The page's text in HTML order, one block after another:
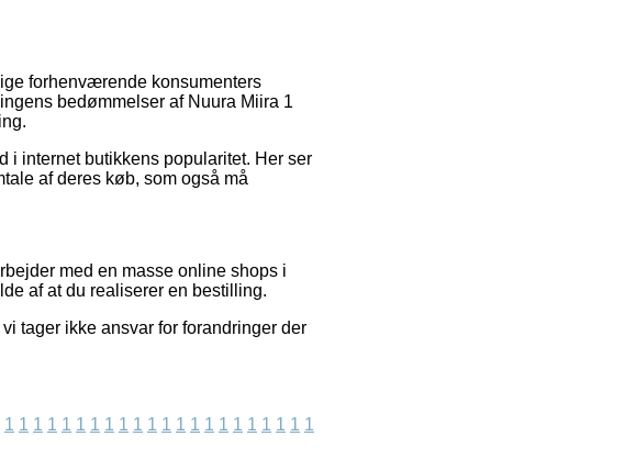
forhenværende konsumenters
bedømmelser af Nuura Miira 1
i internet butikkens popularitet. Her ser
af deres køb, som også må
med en masse online shops i
af at du realiserer en bestilling.
tager ikke ansvar for forandringer der
1 1 1 1 1 1 1 1 1 1 1 1 1 1 1 1 1 1 1 1 1 1